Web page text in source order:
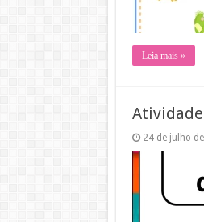
Leia mais »
24 de julho